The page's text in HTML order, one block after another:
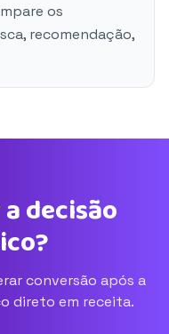
os
recomendação,
decisão
conversão após a
direto em receita.